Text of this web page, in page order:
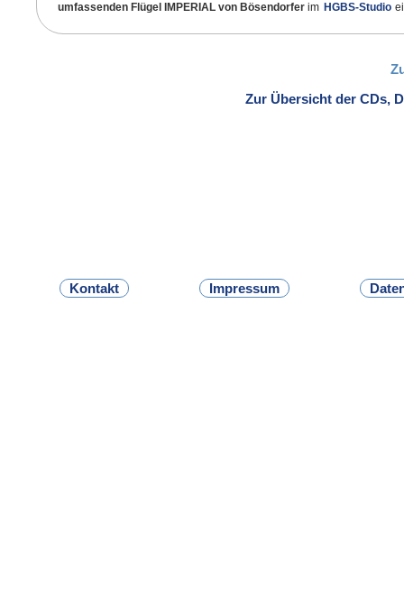
umfassenden Flügel IMPERIAL von Bösendorfer im HGBS-Studio
Zur Übersicht der CDs,
Kontakt Impressum